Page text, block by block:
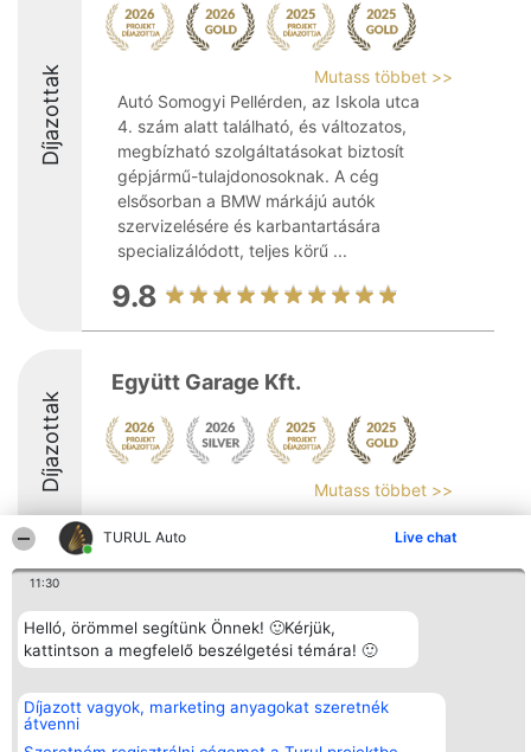
TURUL Auto Live chat
11:30
Helló, örömmel segítünk Önnek! 🙂Kérjük,
kattintson a megfelelő beszélgetési témára! 🙂
Díjazott vagyok, marketing anyagokat szeretnék
átvenni
Díjazottak
Mutass többet >>
Autó Somogyi Pellérden, az Iskola utca
4. szám alatt található, és változatos,
megbízható szolgáltatásokat biztosít
gépjármű-tulajdonosoknak. A cég
elsősorban a BMW márkájú autók
szervizelésére és karbantartására
specializálódott, teljes körű ...
9.8
Díjazottak
Együtt Garage Kft.
Mutass többet >>
9
Rangsorszervező
SC Beautiful Company S.R.L.
Bulevardul Aleea Timișul De
Sus Nr. 2, Bl. A30, Sc. A, Et.
Bukarest 53-238
Adószám 36737675
tel: +363 033 425 71
Népszavazás
Nyertesek
Az összes
díjazottak
Szabályok
Elérhetőség